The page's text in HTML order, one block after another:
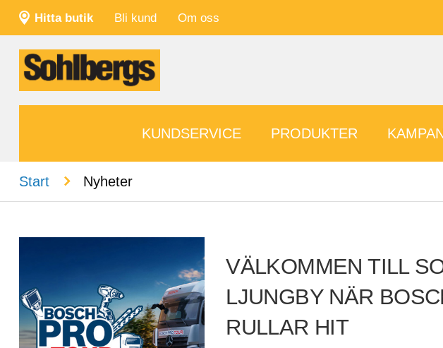
Hitta butik Bli kund Om oss
KUNDSERVICE PRODUKTER
Start n Nyheter
VÄLKOMMEN TILL
LJUNGBY NÄR
RULLAR HIT